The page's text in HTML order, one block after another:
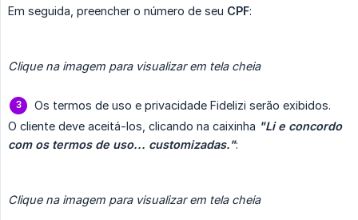
Em seguida, preencher o número de seu CPF:
Clique na imagem para visualizar em tela cheia
Os termos de uso e privacidade Fidelizi serão exibidos.
O cliente deve aceitá-los, clicando na caixinha "Li e concordo
com os termos de uso... customizadas.":
Clique na imagem para visualizar em tela cheia